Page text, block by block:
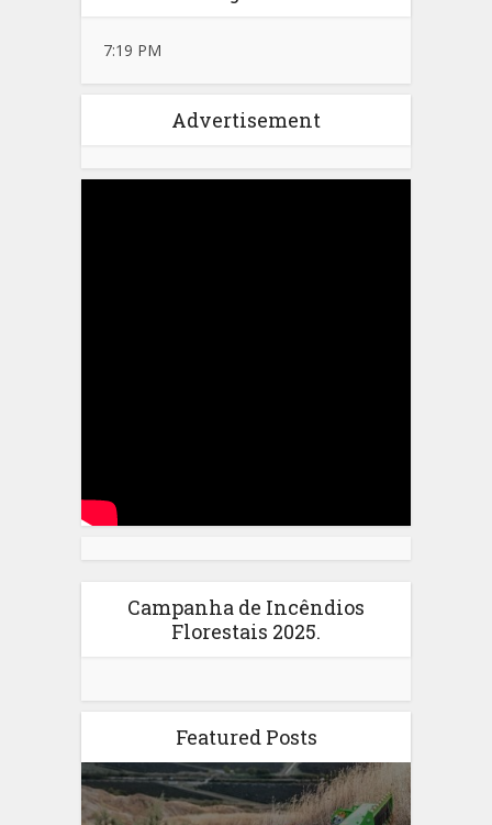
7:19 PM
Advertisement
Campanha de Incêndios
Florestais 2025.
Featured Posts